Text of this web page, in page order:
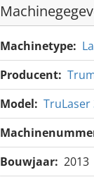
Machinetype:
Producent:
Model: TruLaser
Bouwjaar: 2013